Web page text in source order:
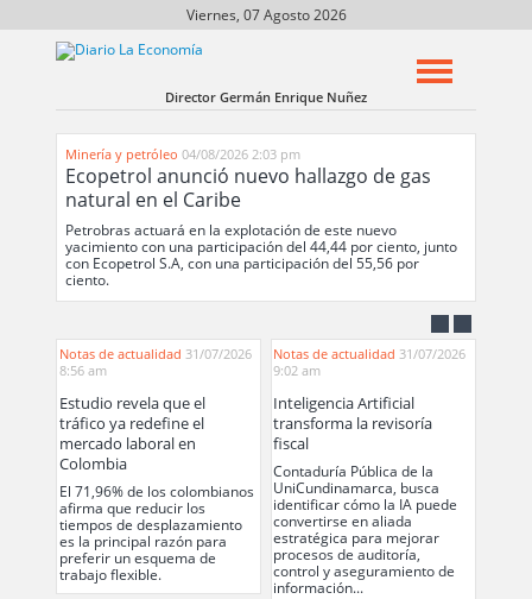
Viernes, 07 Agosto 2026
Director Germán Enrique Nuñez
Minería y petróleo 04/08/2026 2:03 pm
Ecopetrol anunció nuevo hallazgo de gas
natural en el Caribe
Petrobras actuará en la explotación de este nuevo
yacimiento con una participación del 44,44 por ciento, junto
con Ecopetrol S.A, con una participación del 55,56 por
ciento.
Notas de actualidad 31/07/2026
8:56 am
Estudio revela que el
tráfico ya redefine el
mercado laboral en
Colombia
El 71,96% de los colombianos
afirma que reducir los
tiempos de desplazamiento
es la principal razón para
preferir un esquema de
trabajo flexible.
Notas de actualidad 31/07/2026
9:02 am
Inteligencia Artificial
transforma la revisoría
fiscal
Contaduría Pública de la
UniCundinamarca, busca
identificar cómo la IA puede
convertirse en aliada
estratégica para mejorar
procesos de auditoría,
control y aseguramiento de
información...